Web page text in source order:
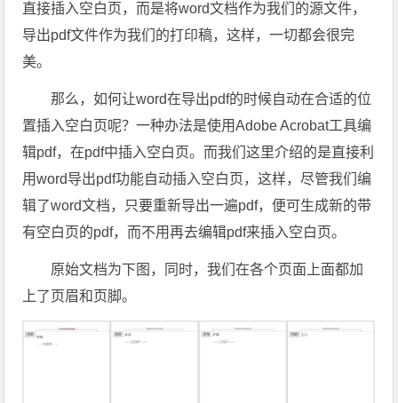
直接插入空白页，而是将word文档作为我们的源文件，
导出pdf文件作为我们的打印稿，这样，一切都会很完
美。
那么，如何让word在导出pdf的时候自动在合适的位
置插入空白页呢？一种办法是使用Adobe Acrobat工具编
辑pdf，在pdf中插入空白页。而我们这里介绍的是直接利
用word导出pdf功能自动插入空白页，这样，尽管我们编
辑了word文档，只要重新导出一遍pdf，便可生成新的带
有空白页的pdf，而不用再去编辑pdf来插入空白页。
原始文档为下图，同时，我们在各个页面上面都加
上了页眉和页脚。